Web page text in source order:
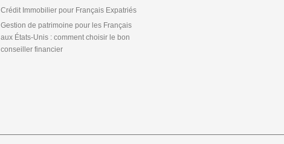
Crédit Immobilier pour Français Expatriés
Gestion de patrimoine pour les Français
aux États-Unis : comment choisir le bon
conseiller financier